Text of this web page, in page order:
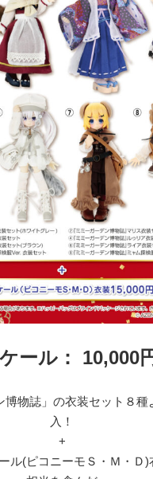
ール： 10,000
博物誌」の衣装セット８種
入！
+
ル(ピコニーモＳ・Ｍ・Ｄ)